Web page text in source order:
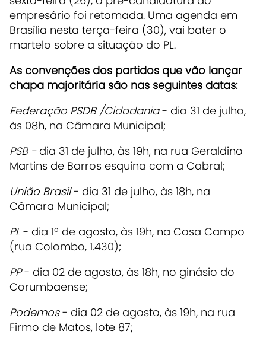
empresário foi retomada. Uma agenda em
Brasília nesta terça-feira (30), vai bater o
martelo sobre a situação do PL.
As convenções dos partidos que vão lançar
chapa majoritária são nas seguintes datas:
Federação PSDB /Cidadania- dia 31 de julho,
às 08h, na Câmara Municipal;
PSB -dia 31 de julho, às 19h, na rua Geraldino
Martins de Barros esquina com a Cabral;
União Brasil- dia 31 de julho, às 18h, na
Câmara Municipal;
PL - dia 1º de agosto, às 19h, na Casa Campo
(rua Colombo, 1.430);
PP- dia 02 de agosto, às 18h, no ginásio do
Corumbaense;
Podemos- dia 02 de agosto, às 19h, na rua
Firmo de Matos, lote 87;